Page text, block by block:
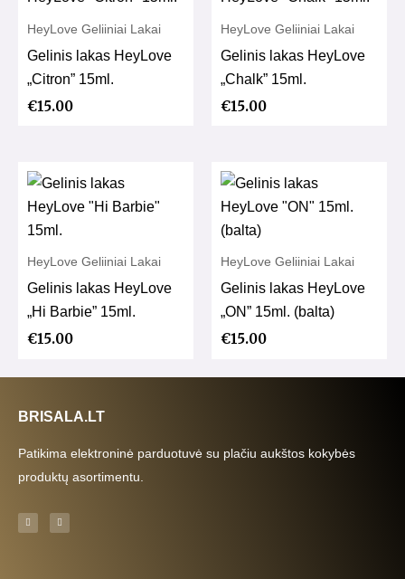
HeyLove Geliiniai Lakai
Gelinis lakas HeyLove
„Citron” 15ml.
€15.00
HeyLove Geliiniai Lakai
Gelinis lakas HeyLove
„Chalk” 15ml.
€15.00
HeyLove Geliiniai Lakai
Gelinis lakas HeyLove
„Hi Barbie” 15ml.
€15.00
HeyLove Geliiniai Lakai
Gelinis lakas HeyLove
„ON” 15ml. (balta)
€15.00
BRISALA.LT
Patikima elektroninė parduotuvė su plačiu aukštos kokybės
produktų asortimentu.
F
a
c
I
n
s